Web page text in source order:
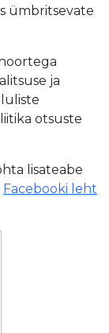
ümbritsevate
ja
otsuste
lisateabe
Facebooki leht